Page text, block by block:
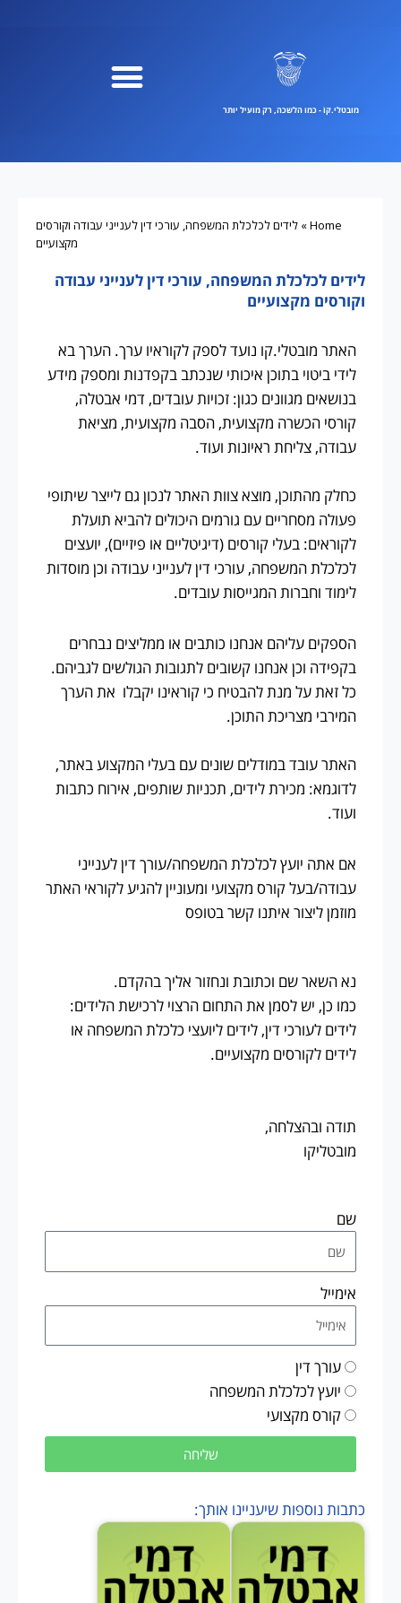
מובטלי.קוֹ - כמו הלשכה, רק מועיל יותר
Home
» לידים לכלכלת המשפחה, עורכי דין לענייני עבודה וקורסים
מקצועיים
לידים לכלכלת המשפחה, עורכי דין לענייני עבודה
וקורסים מקצועיים
האתר מובטלי.קו נועד לספק לקוראיו ערך. הערך בא
לידי ביטוי בתוכן איכותי שנכתב בקפדנות ומספק מידע
בנושאים מגוונים כגון: זכויות עובדים, דמי אבטלה,
קורסי הכשרה מקצועית, הסבה מקצועית, מציאת
עבודה, צליחת ראיונות ועוד.
כחלק מהתוכן, מוצא צוות האתר לנכון גם לייצר שיתופי
פעולה מסחריים עם גורמים היכולים להביא תועלת
לקוראים: בעלי קורסים (דיגיטליים או פיזיים), יועצים
לכלכלת המשפחה, עורכי דין לענייני עבודה וכן מוסדות
לימוד וחברות המגייסות עובדים.
הספקים עליהם אנחנו כותבים או ממליצים נבחרים
בקפידה וכן אנחנו קשובים לתגובות הגולשים לגביהם.
כל זאת על מנת להבטיח כי קוראינו יקבלו את הערך
המירבי מצריכת התוכן.
האתר עובד במודלים שונים עם בעלי המקצוע באתר,
לדוגמא: מכירת לידים, תכניות שותפים, אירוח כתבות
ועוד.
אם אתה יועץ לכלכלת המשפחה/עורך דין לענייני
עבודה/בעל קורס מקצועי ומעוניין להגיע לקוראי האתר
מוזמן ליצור איתנו קשר בטופס
נא השאר שם וכתובת ונחזור אליך בהקדם.
כמו כן, יש לסמן את התחום הרצוי לרכישת הלידים:
לידים לעורכי דין, לידים ליועצי כלכלת המשפחה או
לידים לקורסים מקצועיים.
תודה ובהצלחה,
מובטליקו
שם
אימייל
עורך דין
יועץ לכלכלת המשפחה
קורס מקצועי
שליחה
כתבות נוספות שיעניינו אותך: